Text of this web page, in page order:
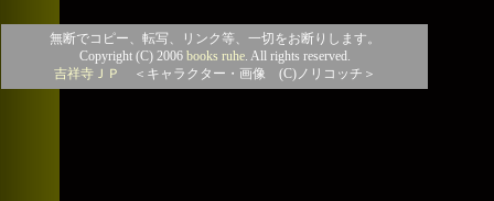
無断でコピー、転写、リンク等、一切をお断りします。
Copyright (C) 2006 books ruhe. All rights reserved.
吉祥寺ＪＰ
＜キャラクター・画像 (C)ノリコッチ＞